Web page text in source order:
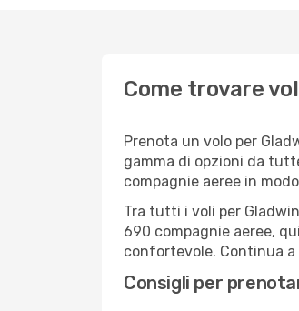
Come trovare
Prenota un volo per
gamma di opzioni da
compagnie aeree in
Tra tutti i voli per
690 compagnie aeree,
confortevole. Continua
Consigli per